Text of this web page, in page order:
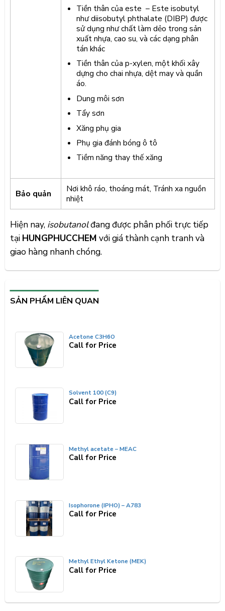
Tiền thân của este – Este isobutyl
như diisobutyl phthalate (DIBP) được
sử dụng như chất làm dẻo trong sản
xuất nhựa, cao su, và các dạng phân
tán khác
Tiền thân của p-xylen, một khối xây
dựng cho chai nhựa, dệt may và quần
áo.
Dung môi sơn
Tẩy sơn
Xăng phụ gia
Phụ gia đánh bóng ô tô
Tiềm năng thay thế xăng
Bảo quản
Nơi khô ráo, thoáng mát, Tránh xa nguồn
nhiệt
Hiện nay, isobutanolđang được phân phối trực tiếp
tại HUNGPHUCCHEM với giá thành cạnh tranh và
giao hàng nhanh chóng.
SẢN PHẨM LIÊN QUAN
Acetone C3H6O
Call for Price
Solvent 100 (C9)
Call for Price
Methyl acetate – MEAC
Call for Price
Isophorone (IPHO) – A783
Call for Price
Methyl Ethyl Ketone (MEK)
Call for Price